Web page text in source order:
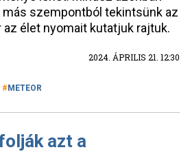
más szempontból tekintsünk az
az élet nyomait kutatjuk rajtuk.
2024. ÁPRILIS 21. 12:30
METEOR
azt a